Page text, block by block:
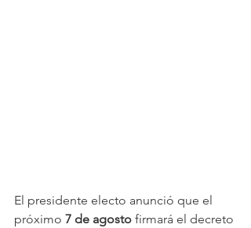
El presidente electo anunció que el
próximo 7 de agosto firmará el decreto